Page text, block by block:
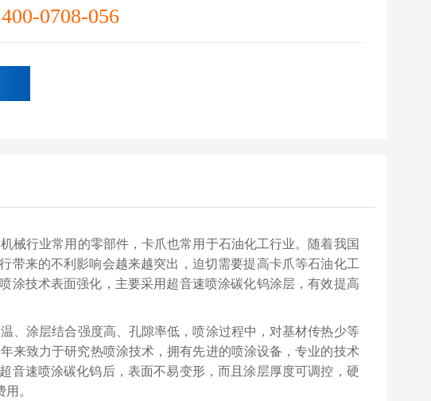
400-0708-056
行业常用的零部件，卡爪也常用于石油化工行业。随着我国
带来的不利影响会越来越突出，迫切需要提高卡爪等石油化工
涂技术表面强化，主要采用超音速喷涂碳化钨涂层，有效提高
涂层结合强度高、孔隙率低，喷涂过程中，对基材传热少等
来致力于研究热喷涂技术，拥有先进的喷涂设备，专业的技术
音速喷涂碳化钨后，表面不易变形，而且涂层厚度可调控，硬
。